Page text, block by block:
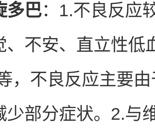
多巴：1.不良反应
、不安、直立性低
，不良反应主要
少部分症状。2.与